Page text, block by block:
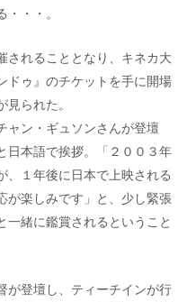
・・。
されることとなり、キネカ大
ドゥ』のチケットを手に開場
られた。
ャン・ギュソンさんが登壇
日本語で挨拶。「２００３年
、１年後に日本で上映される
が楽しみです」と、少し緊張
一緒に鑑賞されるということ
が登壇し、ティーチインが行